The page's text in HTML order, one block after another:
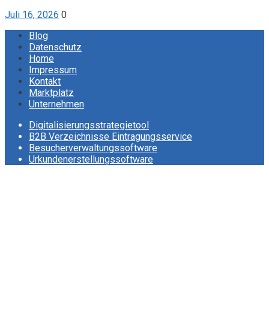
Juli 16, 2026 0
Blog
Datenschutz
Home
Impressum
Kontakt
Marktplatz
Unternehmen
Digitalisierungsstrategietool
B2B Verzeichnisse Eintragungsservice
Besucherverwaltungssoftware
Urkundenerstellungssoftware